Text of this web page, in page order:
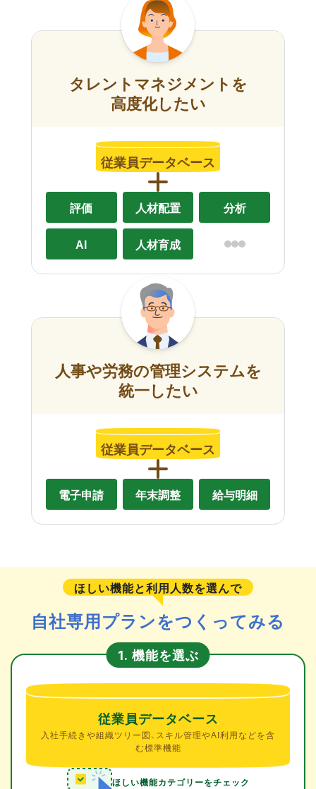
タレントマネジメントを
高度化したい
従業員データベース
評価 人材配置 分析
AI 人材育成
人事や労務の管理システムを
統一したい
従業員データベース
電子申請 年末調整 給与明細
ほしい機能と利用人数を選んで
自社専用プランをつくってみる
1. 機能を選ぶ
従業員データベース
入社手続きや組織ツリー図、スキル管理やAI利用などを含
む標準機能
ほしい機能カテゴリーをチェック